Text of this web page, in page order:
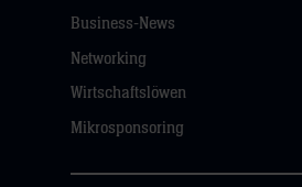
klicken
Business-News
Networking
Wirtschaftslöwen
Mikrosponsoring